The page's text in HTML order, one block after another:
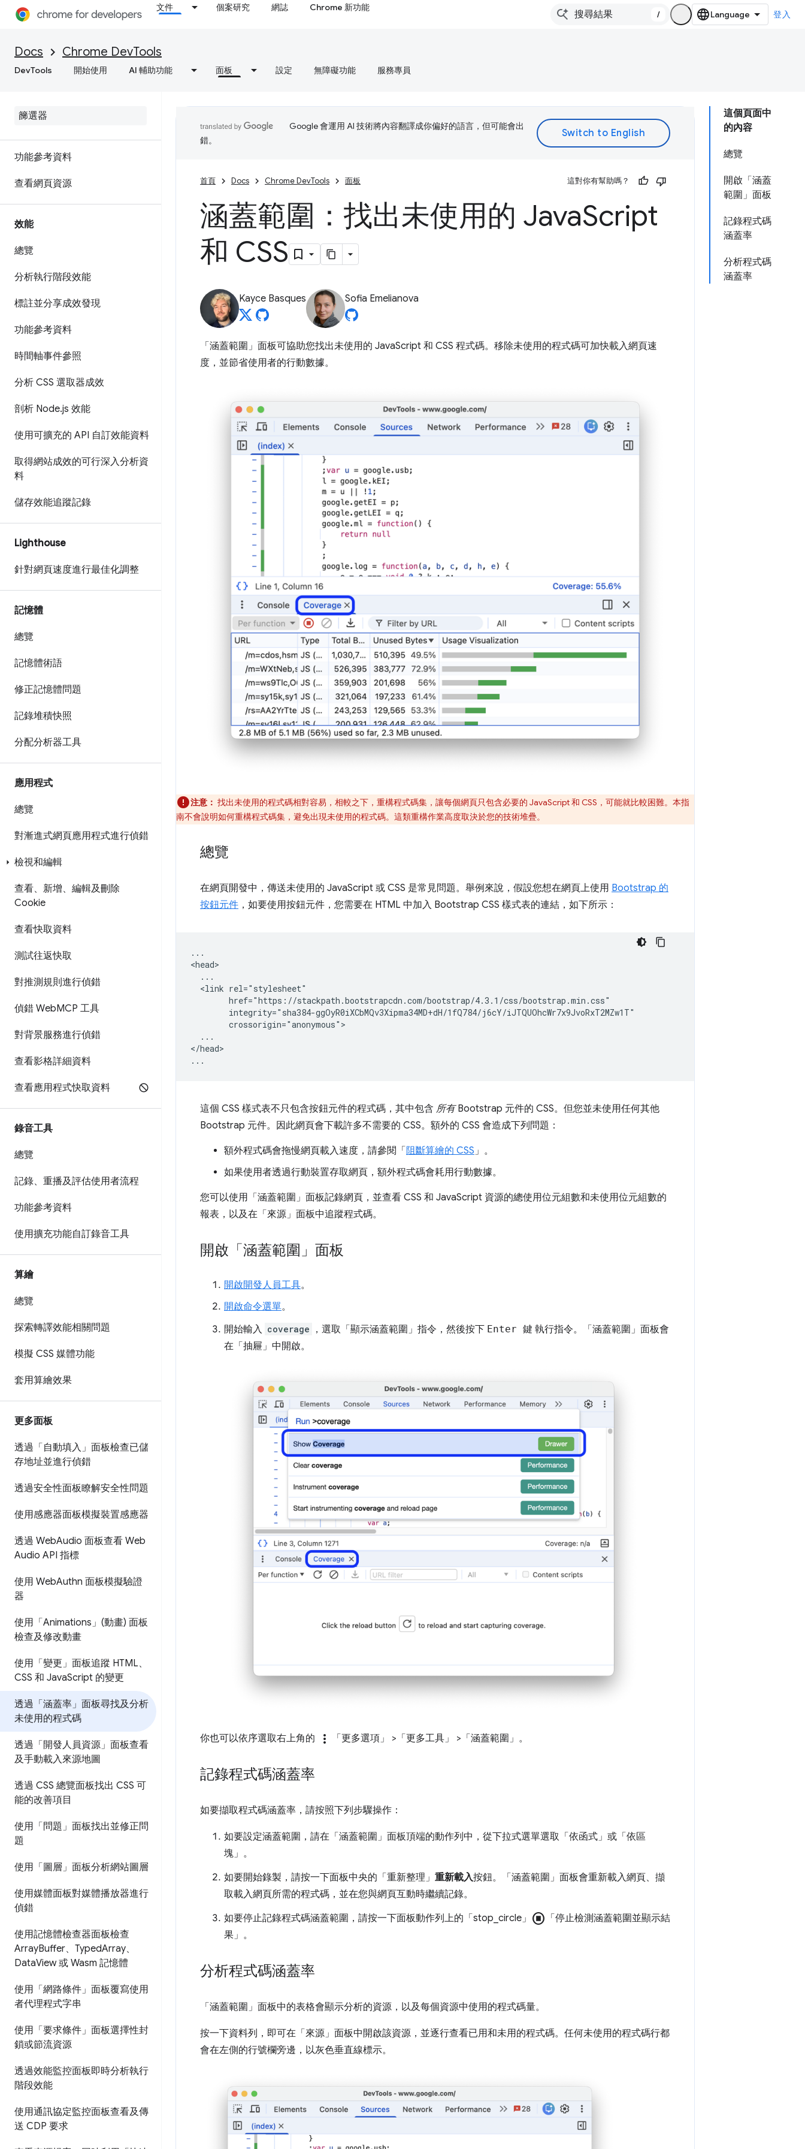
文件 個案研究 網誌 Chrome 新功能
/ 登入
Docs Chrome DevTools
DevTools 開始使用 AI 輔助功能 面板 設定 無障礙功能 服務專員
對 C/C++ WebAssembly 進行
功能參考資料
查看網頁資源
效能
總覽
分析執行階段效能
標註並分享成效發現
功能參考資料
時間軸事件參照
分析 CSS 選取器成效
剖析 Node.js 效能
使用可擴充的 API 自訂效能資料
取得網站成效的可行深入分析資
料
儲存效能追蹤記錄
Lighthouse
針對網頁速度進行最佳化調整
記憶體
總覽
記憶體術語
修正記憶體問題
記錄堆積快照
分配分析器工具
應用程式
總覽
對漸進式網頁應用程式進行偵錯
檢視和編輯
查看、新增、編輯及刪除
Cookie
查看快取資料
測試往返快取
對推測規則進行偵錯
偵錯 WebMCP 工具
對背景服務進行偵錯
查看影格詳細資料
查看應用程式快取資料
錄音工具
總覽
記錄、重播及評估使用者流程
功能參考資料
使用擴充功能自訂錄音工具
算繪
總覽
探索轉譯效能相關問題
模擬 CSS 媒體功能
套用算繪效果
更多面板
透過「自動填入」面板檢查已儲
存地址並進行偵錯
透過安全性面板瞭解安全性問題
使用感應器面板模擬裝置感應器
透過 WebAudio 面板查看 Web
Audio API 指標
使用 WebAuthn 面板模擬驗證
器
使用「Animations」(動畫) 面板
檢查及修改動畫
使用「變更」面板追蹤 HTML、
CSS 和 JavaScript 的變更
透過「涵蓋率」面板尋找及分析
未使用的程式碼
透過「開發人員資源」面板查看
及手動載入來源地圖
透過 CSS 總覽面板找出 CSS 可
能的改善項目
使用「問題」面板找出並修正問
題
使用「圖層」面板分析網站圖層
使用媒體面板對媒體播放器進行
偵錯
使用記憶體檢查器面板檢查
ArrayBuffer、TypedArray、
DataView 或 Wasm 記憶體
使用「網路條件」面板覆寫使用
者代理程式字串
使用「要求條件」面板選擇性封
鎖或節流資源
透過效能監控面板即時分析執行
階段效能
使用通訊協定監控面板查看及傳
送 CDP 要求
這個頁面中
的內容
總覽
開啟「涵蓋
範圍」面板
記錄程式碼
涵蓋率
分析程式碼
涵蓋率
Google 會運用 AI 技術將內容翻譯成你偏好的語言，但可能會出
錯。
首頁 Docs Chrome DevTools 面板 這對你有幫助嗎？
涵蓋範圍：找出未使用的 JavaScript
和 CSS
Kayce Basques Sofia Emelianova
「涵蓋範圍」 面板可協助您找出未使用的 JavaScript 和 CSS 程式碼。移除未使用的程式碼可加快載入網頁速
度，並節省使用者的行動數據。
注意： 找出未使用的程式碼相對容易，相較之下，重構程式碼集，讓每個網頁只包含必要的 JavaScript 和 CSS，可能就比較困難。本指
南不會說明如何重構程式碼集，避免出現未使用的程式碼。這類重構作業高度取決於您的技術堆疊。
總覽
在網頁開發中，傳送未使用的 JavaScript 或 CSS 是常見問題。舉例來說，假設您想在網頁上使用 Bootstrap 的
按鈕元件 ，如要使用按鈕元件，您需要在 HTML 中加入 Bootstrap CSS 樣式表的連結，如下所示：
...
<head>
  ...
  <link rel="stylesheet"
        href="https://stackpath.bootstrapcdn.com/bootstrap/4.3.1/css/bootstrap.min.css"
        integrity="sha384-ggOyR0iXCbMQv3Xipma34MD+dH/1fQ784/j6cY/iJTQUOhcWr7x9JvoRxT2MZw1T"
        crossorigin="anonymous">
  ...
</head>
這個 CSS 樣式表不只包含按鈕元件的程式碼，其中包含 所有Bootstrap 元件的 CSS。但您並未使用任何其他
Bootstrap 元件。因此網頁會下載許多不需要的 CSS。額外的 CSS 會造成下列問題：
額外程式碼會拖慢網頁載入速度，請參閱「阻斷算繪的 CSS 」。
如果使用者透過行動裝置存取網頁，額外程式碼會耗用行動數據。
您可以使用「涵蓋範圍」 面板記錄網頁，並查看 CSS 和 JavaScript 資源的總使用位元組數和未使用位元組數的
報表，以及在「來源」 面板中追蹤程式碼。
開啟「涵蓋範圍」面板
開啟開發人員工具。
開啟命令選單。
開始輸入 coverage ，選取「顯示涵蓋範圍」 指令，然後按下 Enter 鍵 執行指令。「涵蓋範圍」 面板會
在「抽屜」 中開啟。
你也可以依序選取右上角的 more_vert 「更多選項」 >「更多工具」 >「涵蓋範圍」 。
記錄程式碼涵蓋率
如要擷取程式碼涵蓋率，請按照下列步驟操作：
如要設定涵蓋範圍，請在「涵蓋範圍」 面板頂端的動作列中，從下拉式選單選取「依函式」 或「依區
塊」 。
如要開始錄製，請按一下面板中央的「重新整理」 重新載入按鈕。「涵蓋範圍」 面板會重新載入網頁、擷
取載入網頁所需的程式碼，並在您與網頁互動時繼續記錄。
如要停止記錄程式碼涵蓋範圍，請按一下面板動作列上的「stop_circle」 stop_circle 「停止檢測涵蓋範圍並顯示結
果」 。
分析程式碼涵蓋率
「涵蓋範圍」 面板中的表格會顯示分析的資源，以及每個資源中使用的程式碼量。
按一下資料列，即可在「來源」 面板中開啟該資源，並逐行查看已用和未用的程式碼。任何未使用的程式碼行都
會在左側的行號欄旁邊，以灰色垂直線標示。